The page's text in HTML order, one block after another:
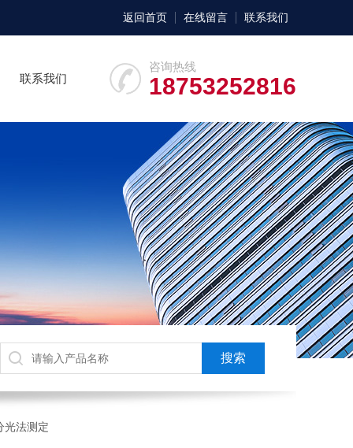
返回首页 在线留言 联系我们
咨询热线
18753252816
联系我们
光法测定